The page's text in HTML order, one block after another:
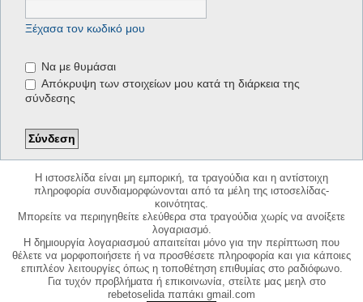
Ξέχασα τον κωδικό μου
Να με θυμάσαι
Απόκρυψη των στοιχείων μου κατά τη διάρκεια της
σύνδεσης
Η ιστοσελίδα είναι μη εμπορική, τα τραγούδια και η αντίστοιχη
πληροφορία συνδιαμορφώνονται από τα μέλη της ιστοσελίδας-
κοινότητας.
Μπορείτε να περιηγηθείτε ελεύθερα στα τραγούδια χωρίς να ανοίξετε
λογαριασμό.
Η δημιουργία λογαριασμού απαιτείται μόνο για την περίπτωση που
θέλετε να μορφοποιήσετε ή να προσθέσετε πληροφορία και για κάποιες
επιπλέον λειτουργίες όπως η τοποθέτηση επιθυμίας στο ραδιόφωνο.
Για τυχόν προβλήματα ή επικοινωνία, στείλτε μας μεηλ στο
rebetoselida παπάκι gmail.com